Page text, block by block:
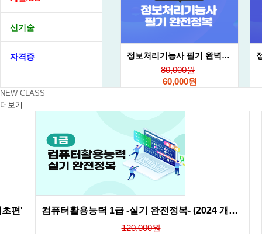
신기술
자격증 정보처리기능사 필기 완벽정복 (2023 신개정판)
80,000원
60,000원
NEW CLASS
더보기
편'
컴퓨터활용능력 1급 -실기 완전정복- (2024 개정판)
120,000원